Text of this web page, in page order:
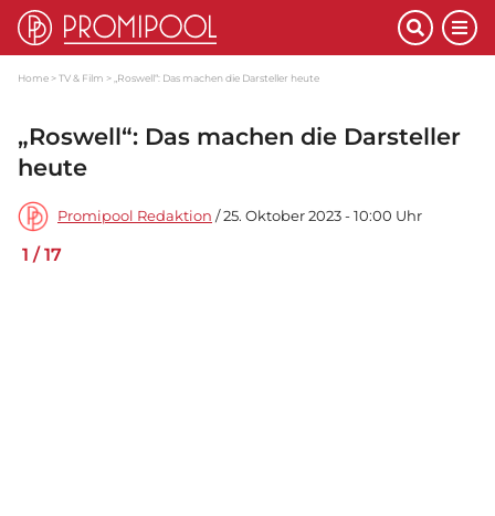
Home TV & Film „Roswell“: Das machen die Darsteller heute
„Roswell“: Das machen die Darsteller
heute
Promipool Redaktion / 25. Oktober 2023 - 10:00 Uhr
1 /17